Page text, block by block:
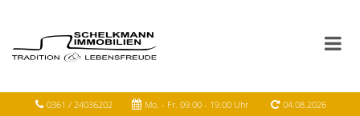
0361 / 24036202 Mo. - Fr. 09.00 - 19.00 Uhr
04.08.2026